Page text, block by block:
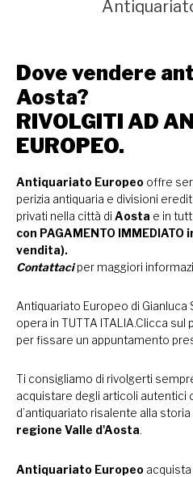
Dove vendere
Aosta?
RIVOLGITI AD
EUROPEO.
Antiquariato Europeo offre
perizia antiquaria e divisioni
privati nella città di Aosta e in
con PAGAMENTO IMMEDIATO
vendita).
Contattaciper maggiori
Antiquariato Europeo di Gianluca
opera in TUTTA ITALIA.Clicca
per fissare un appuntamento
Ti consigliamo di rivolgerti
acquistare degli articoli autentici
d’antiquariato risalente alla storia
regione Valle d'Aosta.
Antiquariato Europeo acquista